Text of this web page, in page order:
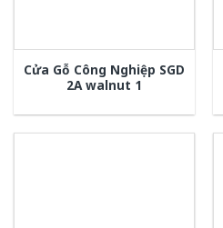
Cửa Gỗ Công Nghiệp SGD
2A walnut 1